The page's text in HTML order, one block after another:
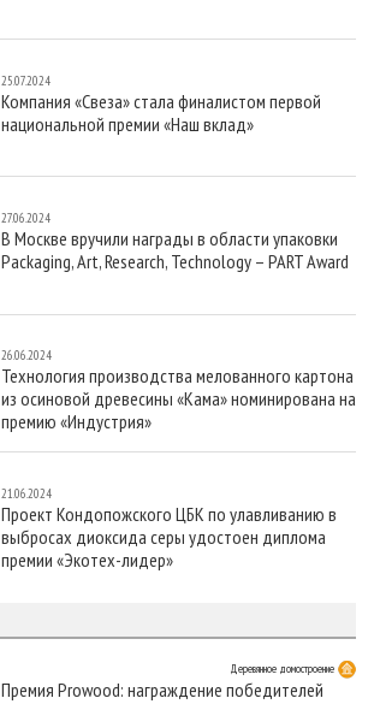
25.07.2024
Компания «Свеза» стала финалистом первой
национальной премии «Наш вклад»
27.06.2024
В Москве вручили награды в области упаковки
Packaging, Art, Research, Technology – PART Award
26.06.2024
Технология производства мелованного картона
из осиновой древесины «Кама» номинирована на
премию «Индустрия»
21.06.2024
Проект Кондопожского ЦБК по улавливанию в
выбросах диоксида серы удостоен диплома
премии «Экотех-лидер»
Деревянное домостроение
Премия Prowood: награждение победителей